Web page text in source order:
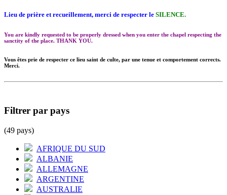
Lieu de prière et recueillement, merci de respecter le SILENCE.
You are kindly requested to be properly dressed when you enter the chapel respecting the
sanctity of the place. THANK YOU.
Vous êtes prie de respecter ce lieu saint de culte, par une tenue et comportement corrects.
Merci.
Filtrer par pays
(49 pays)
AFRIQUE DU SUD
ALBANIE
ALLEMAGNE
ARGENTINE
AUSTRALIE